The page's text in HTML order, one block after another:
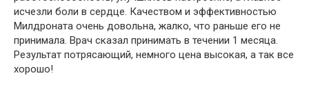
исчезли боли в сердце. Качеством и эффективностью
Милдроната очень довольна, жалко, что раньше его не
принимала. Врач сказал принимать в течении 1 месяца.
Результат потрясающий, немного цена высокая, а так все
хорошо!